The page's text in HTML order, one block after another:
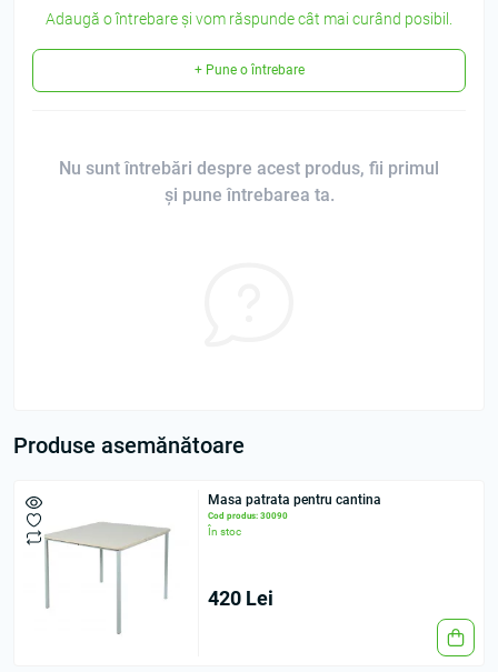
Adaugă o întrebare și vom răspunde cât mai curând posibil.
+ Pune o întrebare
Nu sunt întrebări despre acest produs, fii primul
și pune întrebarea ta.
Produse asemănătoare
Masa patrata pentru cantina
Cod produs: 30090
În stoc
420 Lei